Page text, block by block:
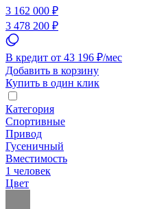
3 162 000 ₽
3 478 200 ₽
В кредит от 43 196 ₽/мес
Добавить в корзину
Купить в один клик
Категория
Спортивные
Привод
Гусеничный
Вместимость
1 человек
Цвет